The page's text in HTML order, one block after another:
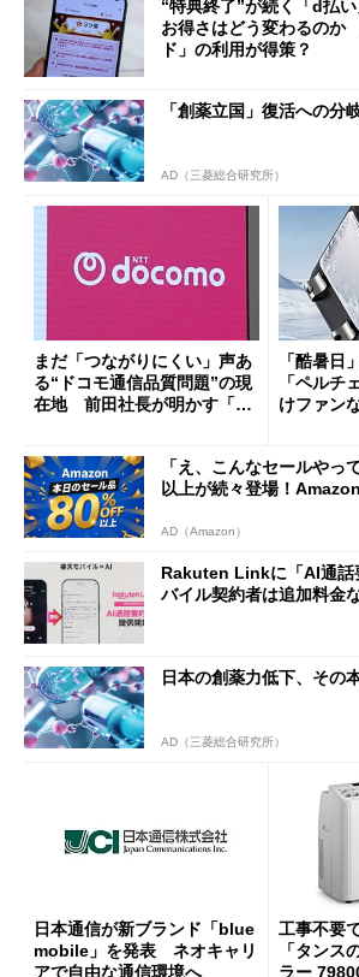
“特典終了”が続く「d払
お得さはどう変わるの
ド」の利用が得策？
「創薬立国」復活への分
AD（三菱総合研究所）
まだ「つながりにくい」声あ
る“ドコモ通信品質問題”の現
在地 前田社長が明かす「道
「酷暑日
「ペルチ
けファン
「え、こんなセールやっ
以上が続々登場！
AD（Amazon）
Rakuten Linkに「AI通話
バイル契約者は追加料金
日本の創薬力低下、その
AD（三菱総合研究所）
日本通信が新ブランド「blue
mobile」を発表 ネオキャリ
アで自由な通信環境へ
工事不要
「タンス
ラー